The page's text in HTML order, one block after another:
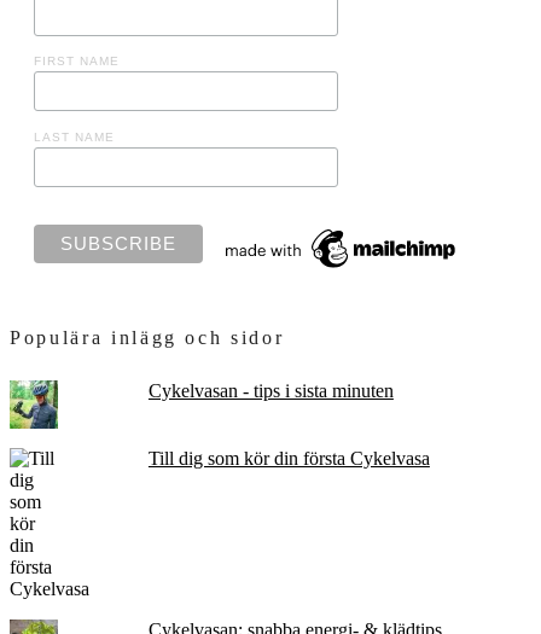
FIRST NAME
LAST NAME
Populära inlägg och sidor
Cykelvasan - tips i sista minuten
Till dig som kör din första Cykelvasa